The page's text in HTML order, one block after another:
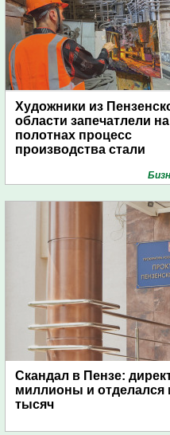
Художники из
области запечатлели на
полотнах процесс
производства стали
Скандал в Пензе:
миллионы и отделался
тысяч